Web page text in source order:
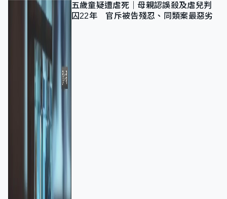
五歲童疑遭虐死｜母親認誤殺及虐兒判
囚22年 官斥被告殘忍、同類案最惡劣